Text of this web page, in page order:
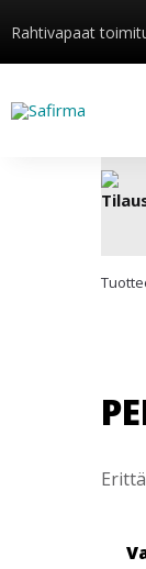
Rahtivapaat